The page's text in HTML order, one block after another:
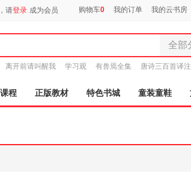
请登录 成为会员 购物车0 我的订单 我的云书房
全部
全部分
图书
电子书
离开前请叫醒我 学习观 有兽焉全集 唐诗三百首译注
课程 正版教材 特色书城 童装童鞋